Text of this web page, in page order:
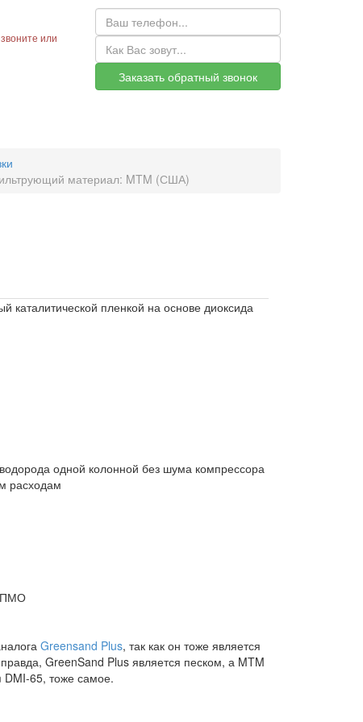
или
Заказать обратный звонок
материал: MTM (США)
пленкой на основе диоксида
одной колонной без шума компрессора
расходам
ПМО
Greensand Plus, так как он тоже является
правда, GreenSand Plus является песком, а MTM
DMI-65, тоже самое.